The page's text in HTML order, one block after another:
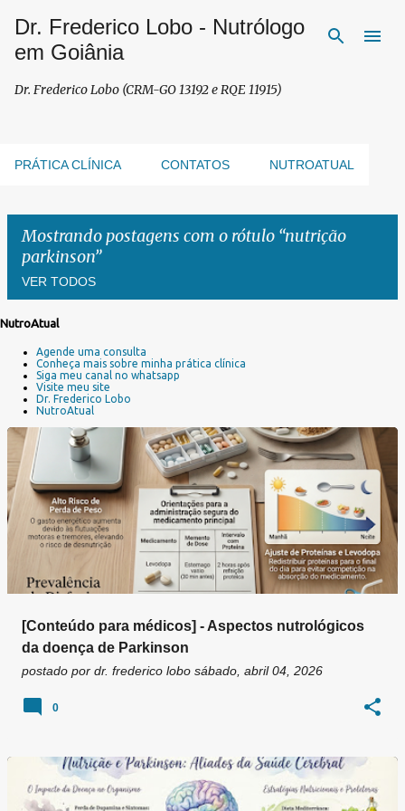
Pular para o conteúdo principal
Dr. Frederico Lobo - Nutrólogo
em Goiânia
Dr. Frederico Lobo (CRM-GO 13192 e RQE 11915)
PRÁTICA CLÍNICA CONTATOS NUTROATUAL
Mostrando postagens com o rótulo nutrição
parkinson
VER TODOS
g
NutroAtual
Agende uma consulta
Conheça mais sobre minha prática clínica
Siga meu canal no whatsapp
Visite meu site
Dr. Frederico Lobo
NutroAtual
[Conteúdo para médicos] - Aspectos nutrológicos
da doença de Parkinson
postado por dr. frederico lobo sábado, abril 04, 2026
0